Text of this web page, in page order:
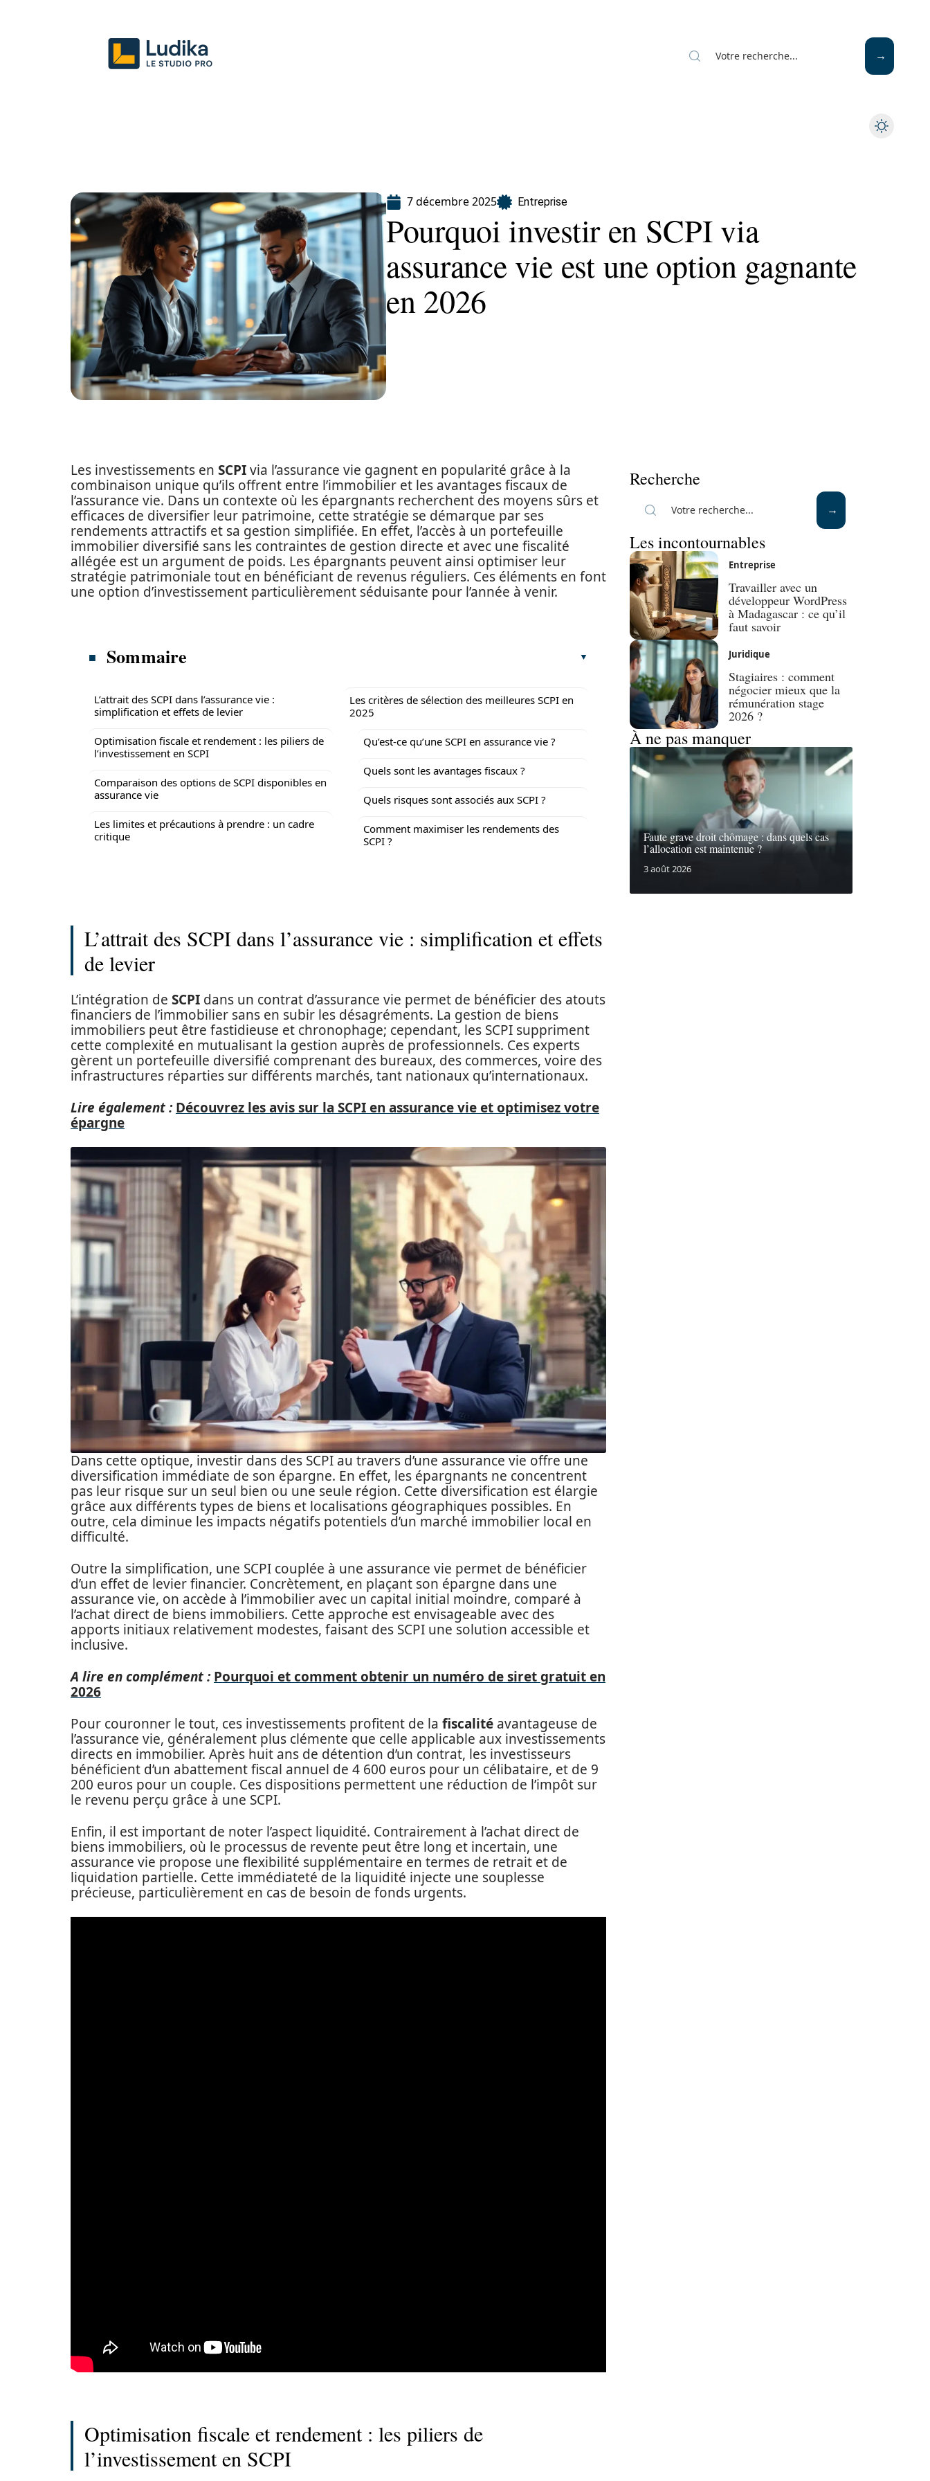
7 décembre 2025 Entreprise
Pourquoi investir en SCPI via
assurance vie est une option gagnante
en 2026
Les investissements en SCPIvia l’assurance vie gagnent en popularité grâce à la
combinaison unique qu’ils offrent entre l’immobilier et les avantages fiscaux de
l’assurance vie. Dans un contexte où les épargnants recherchent des moyens sûrs et
efficaces de diversifier leur patrimoine, cette stratégie se démarque par ses
rendements attractifs et sa gestion simplifiée. En effet, l’accès à un portefeuille
immobilier diversifié sans les contraintes de gestion directe et avec une fiscalité
allégée est un argument de poids. Les épargnants peuvent ainsi optimiser leur
stratégie patrimoniale tout en bénéficiant de revenus réguliers. Ces éléments en font
une option d’investissement particulièrement séduisante pour l’année à venir.
Sommaire
L’attrait des SCPI dans l’assurance vie :
simplification et effets de levier
Optimisation fiscale et rendement : les piliers de
l’investissement en SCPI
Comparaison des options de SCPI disponibles en
assurance vie
Les limites et précautions à prendre : un cadre
critique
Les critères de sélection des meilleures SCPI en
2025
Qu’est-ce qu’une SCPI en assurance vie ?
Quels sont les avantages fiscaux ?
Quels risques sont associés aux SCPI ?
Comment maximiser les rendements des
SCPI ?
L’attrait des SCPI dans l’assurance vie : simplification et effets
de levier
L’intégration de SCPI dans un contrat d’assurance vie permet de bénéficier des atouts
financiers de l’immobilier sans en subir les désagréments. La gestion de biens
immobiliers peut être fastidieuse et chronophage; cependant, les SCPI suppriment
cette complexité en mutualisant la gestion auprès de professionnels. Ces experts
gèrent un portefeuille diversifié comprenant des bureaux, des commerces, voire des
infrastructures réparties sur différents marchés, tant nationaux qu’internationaux.
Lire également : Découvrez les avis sur la SCPI en assurance vie et optimisez votre
épargne
Dans cette optique, investir dans des SCPI au travers d’une assurance vie offre une
diversification immédiate de son épargne. En effet, les épargnants ne concentrent
pas leur risque sur un seul bien ou une seule région. Cette diversification est élargie
grâce aux différents types de biens et localisations géographiques possibles. En
outre, cela diminue les impacts négatifs potentiels d’un marché immobilier local en
difficulté.
Outre la simplification, une SCPI couplée à une assurance vie permet de bénéficier
d’un effet de levier financier. Concrètement, en plaçant son épargne dans une
assurance vie, on accède à l’immobilier avec un capital initial moindre, comparé à
l’achat direct de biens immobiliers. Cette approche est envisageable avec des
apports initiaux relativement modestes, faisant des SCPI une solution accessible et
inclusive.
A lire en complément : Pourquoi et comment obtenir un numéro de siret gratuit en
2026
Pour couronner le tout, ces investissements profitent de la fiscalité avantageuse de
l’assurance vie, généralement plus clémente que celle applicable aux investissements
directs en immobilier. Après huit ans de détention d’un contrat, les investisseurs
bénéficient d’un abattement fiscal annuel de 4 600 euros pour un célibataire, et de 9
200 euros pour un couple. Ces dispositions permettent une réduction de l’impôt sur
le revenu perçu grâce à une SCPI.
Enfin, il est important de noter l’aspect liquidité. Contrairement à l’achat direct de
biens immobiliers, où le processus de revente peut être long et incertain, une
assurance vie propose une flexibilité supplémentaire en termes de retrait et de
liquidation partielle. Cette immédiateté de la liquidité injecte une souplesse
précieuse, particulièrement en cas de besoin de fonds urgents.
Optimisation fiscale et rendement : les piliers de
l’investissement en SCPI
Recherche
Les incontournables
Entreprise
Travailler avec un
développeur WordPress
à Madagascar : ce qu’il
faut savoir
Juridique
Stagiaires : comment
négocier mieux que la
rémunération stage
2026 ?
À ne pas manquer
Faute grave droit chômage : dans quels cas
l’allocation est maintenue ?
3 août 2026